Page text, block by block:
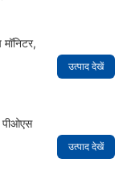
उत्पाद देखें
उत्पाद देखें